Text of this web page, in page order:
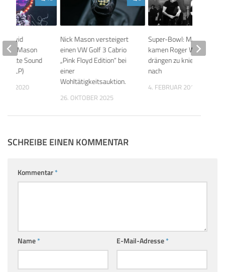
Nick Mason versteigert
einen VW Golf 3 Cabrio
„Pink Floyd Edition“ bei
einer
Wohltätigkeitsauktion.
26. OKTOBER 2025
Super-Bowl: Maroon 5
kamen Roger Waters
drängen zu knien nicht
nach
4. FEBRUAR 2019
David
Nick Mason
Sound
(3-LP)
2020
SCHREIBE EINEN KOMMENTAR
Kommentar*
Name* E-Mail-Adresse*